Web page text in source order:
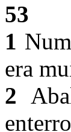
53
1
era
2